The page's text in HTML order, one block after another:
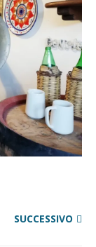
SUCCESSIVO